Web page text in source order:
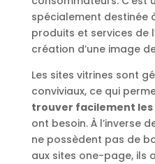
spécialement destinée
produits et services de
création d’une image
Les sites vitrines sont
conviviaux, ce qui
trouver facilement
ont besoin. À l’inverse
ne possèdent pas de
aux sites one-page, ils